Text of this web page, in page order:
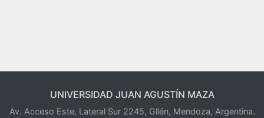
UNIVERSIDAD JUAN AGUSTÍN MAZA
Av. Acceso Este, Lateral Sur 2245, Gllén, Mendoza, Argentina.